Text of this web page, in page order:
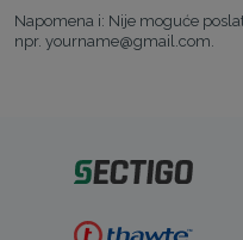
Napomena i: Nije moguće
npr. yourname@gmail.com.